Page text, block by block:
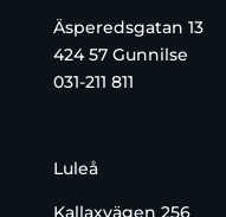
Äsperedsgatan 13
424 57 Gunnilse
031-211 811
Luleå